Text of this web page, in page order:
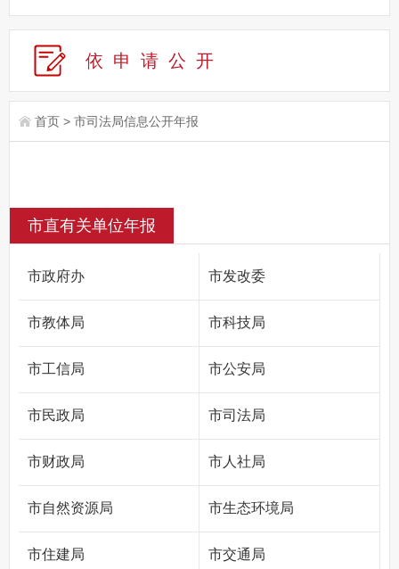
依申请公 开
首页 > 市司法局信息公开年报
市直有关单位年报
市政府办 市发改委
市教体局 市科技局
市工信局 市公安局
市民政局 市司法局
市财政局 市人社局
市自然资源局 市生态环境局
市住建局 市交通局